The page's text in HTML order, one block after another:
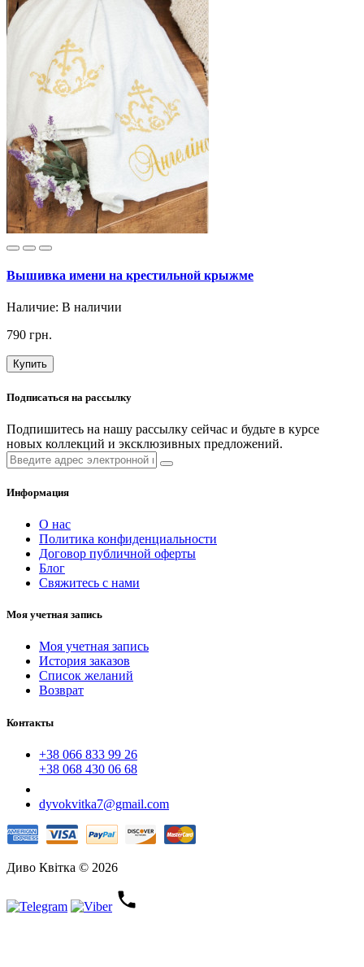
Вышивка имени на крестильной крыжме
Наличие: В наличии
790 грн.
Купить
Подписаться на рассылку
Подпишитесь на нашу рассылку сейчас и будьте в курсе
новых коллекций и эксклюзивных предложений.
Информация
О нас
Политика конфиденциальности
Договор публичной оферты
Блог
Свяжитесь с нами
Моя учетная запись
Моя учетная запись
История заказов
Список желаний
Возврат
Контакты
+38 066 833 99 26
+38 068 430 06 68
dyvokvitka7@gmail.com
Диво Квітка © 2026